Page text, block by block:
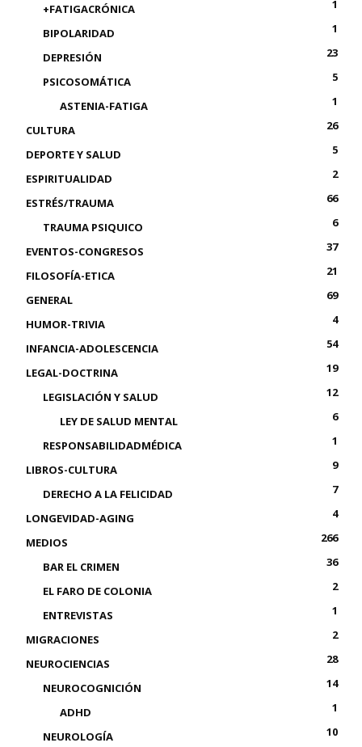
+FATIGACRÓNICA
1
BIPOLARIDAD
1
DEPRESIÓN
23
PSICOSOMÁTICA
5
ASTENIA-FATIGA
1
CULTURA
26
DEPORTE Y SALUD
5
ESPIRITUALIDAD
2
ESTRÉS/TRAUMA
66
TRAUMA PSIQUICO
6
EVENTOS-CONGRESOS
37
FILOSOFÍA-ETICA
21
GENERAL
69
HUMOR-TRIVIA
4
INFANCIA-ADOLESCENCIA
54
LEGAL-DOCTRINA
19
LEGISLACIÓN Y SALUD
12
LEY DE SALUD MENTAL
6
RESPONSABILIDADMÉDICA
1
LIBROS-CULTURA
9
DERECHO A LA FELICIDAD
7
LONGEVIDAD-AGING
4
MEDIOS
266
BAR EL CRIMEN
36
EL FARO DE COLONIA
2
ENTREVISTAS
1
MIGRACIONES
2
NEUROCIENCIAS
28
NEUROCOGNICIÓN
14
ADHD
1
NEUROLOGÍA
10